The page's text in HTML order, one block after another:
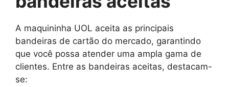
A maquininha UOL aceita as principais
bandeiras de cartão do mercado, garantindo
que você possa atender uma ampla gama de
clientes. Entre as bandeiras aceitas, destacam-
se: